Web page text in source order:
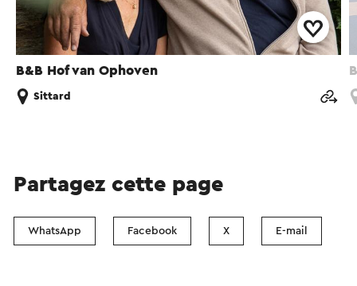
B&B Hof van Ophoven
Sittard
Partagez cette page
WhatsApp Facebook X E-mail